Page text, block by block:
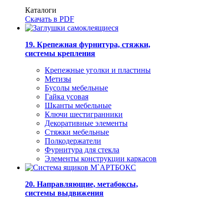
Каталоги
Скачать в PDF
19. Крепежная фурнитура, стяжки,
системы крепления
Крепежные уголки и пластины
Метизы
Бусолы мебельные
Гайка усовая
Шканты мебельные
Ключи шестигранники
Декоративные элементы
Стяжки мебельные
Полкодержатели
Фурнитура для стекла
Элементы конструкции каркасов
20. Направляющие, метабоксы,
системы выдвижения